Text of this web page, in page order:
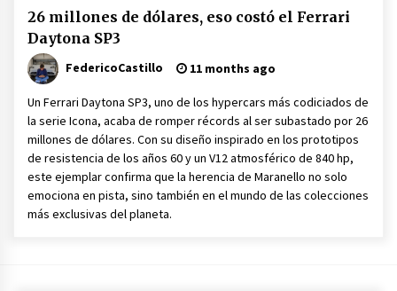
26 millones de dólares, eso costó el Ferrari
Daytona SP3
FedericoCastillo 11 months ago
Un Ferrari Daytona SP3, uno de los hypercars más codiciados de
la serie Icona, acaba de romper récords al ser subastado por 26
millones de dólares. Con su diseño inspirado en los prototipos
de resistencia de los años 60 y un V12 atmosférico de 840 hp,
este ejemplar confirma que la herencia de Maranello no solo
emociona en pista, sino también en el mundo de las colecciones
más exclusivas del planeta.